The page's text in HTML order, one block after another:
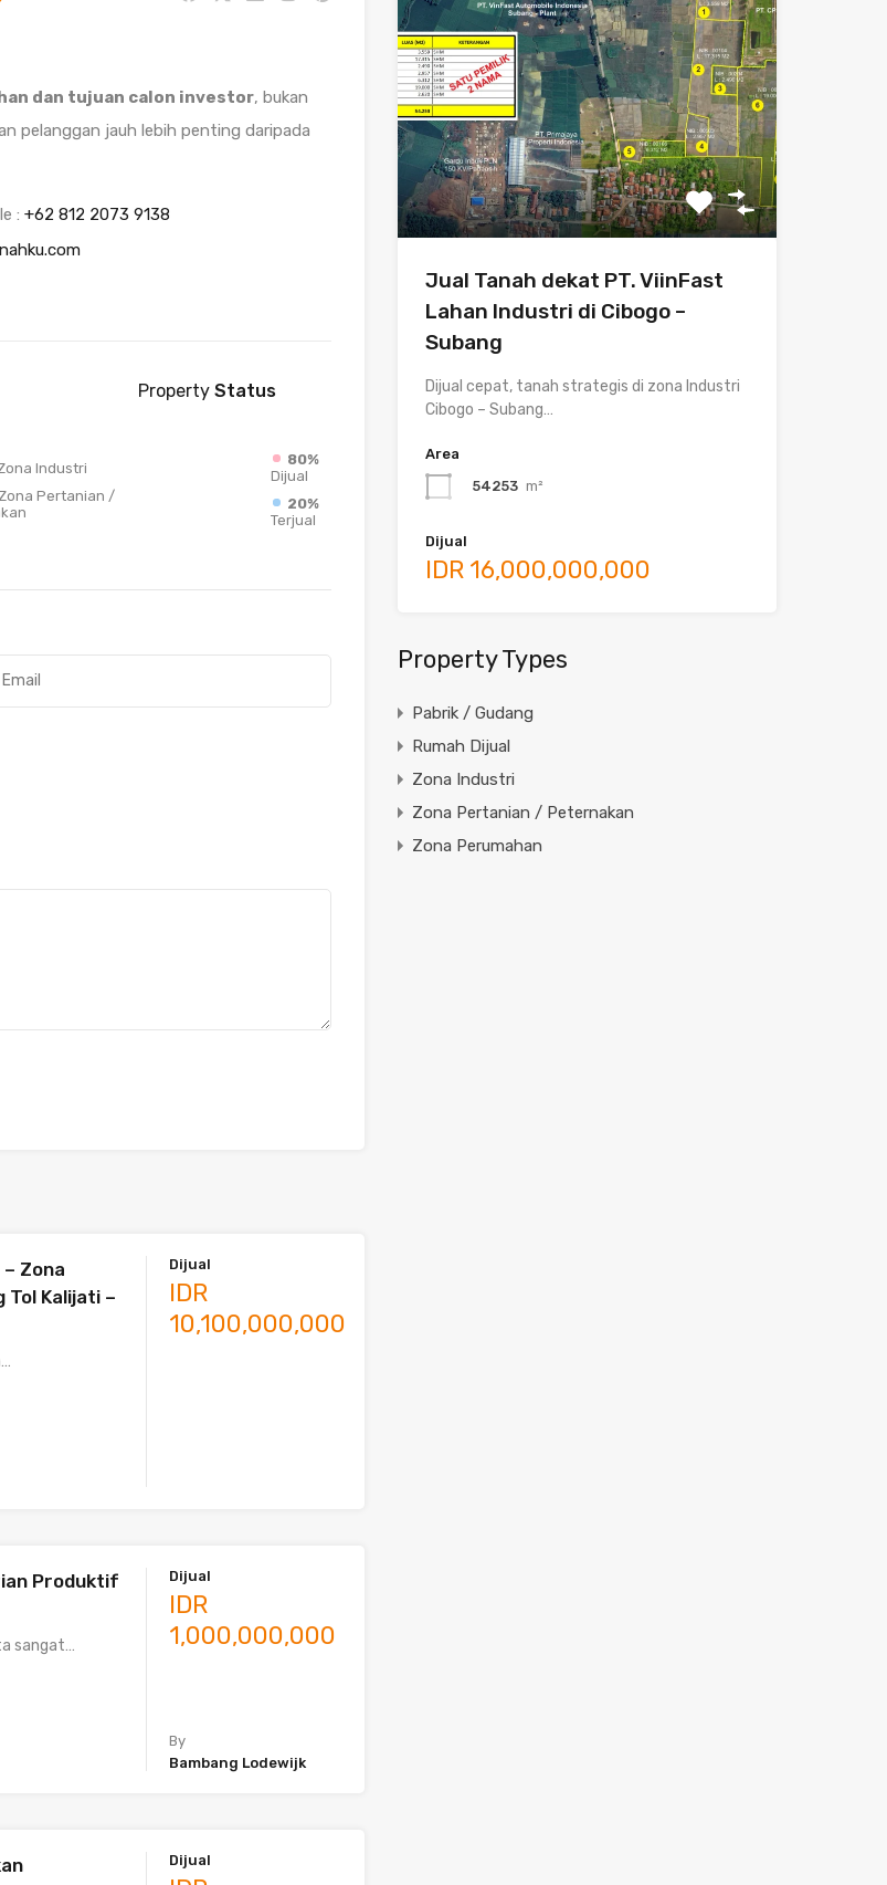
dan tujuan calon investor, bukan
pelanggan jauh lebih penting daripada
: +62 812 2073 9138
Industri
Pertanian /
PropertyStatus
80%
Dijual
20%
Terjual
– Zona
Tol Kalijati –
Dijual
IDR
10,100,000,000
Produktif
sangat…
Dijual
IDR
1,000,000,000
By
Bambang Lodewijk
Dijual
Jual Tanah dekat PT. ViinFast
Lahan Industri di Cibogo –
Subang
Dijual cepat, tanah strategis di zona Industri
Cibogo – Subang…
Area
54253 m²
Dijual
IDR 16,000,000,000
Property Types
Pabrik / Gudang
Rumah Dijual
Zona Industri
Zona Pertanian / Peternakan
Zona Perumahan